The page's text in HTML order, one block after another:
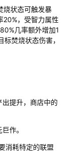
烧状态可触发暴
20%，受智力属性
几率额外增加1
焚烧状态伤害，
提升，商店中的
作。
消耗特定的联盟